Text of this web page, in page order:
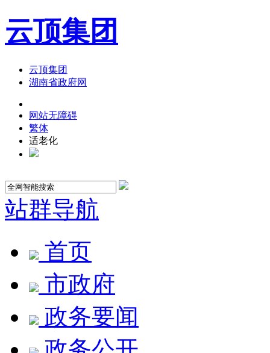
云顶集团
云顶集团
湖南省政府网
网站无障碍
繁体
适老化
站群导航
首页
市政府
政务要闻